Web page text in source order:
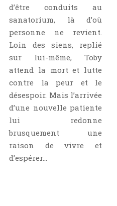
d’être conduits au
sanatorium, là d’où
personne ne revient.
Loin des siens, replié
sur lui-même, Toby
attend la mort et lutte
contre la peur et le
désespoir. Mais l’arrivée
d’une nouvelle patiente
lui redonne
brusquement une
raison de vivre et
d’espérer…